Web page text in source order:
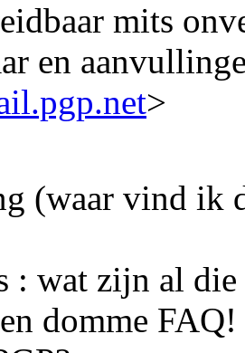
mits
en
>
(waar vind ik
: wat zijn al die
domme